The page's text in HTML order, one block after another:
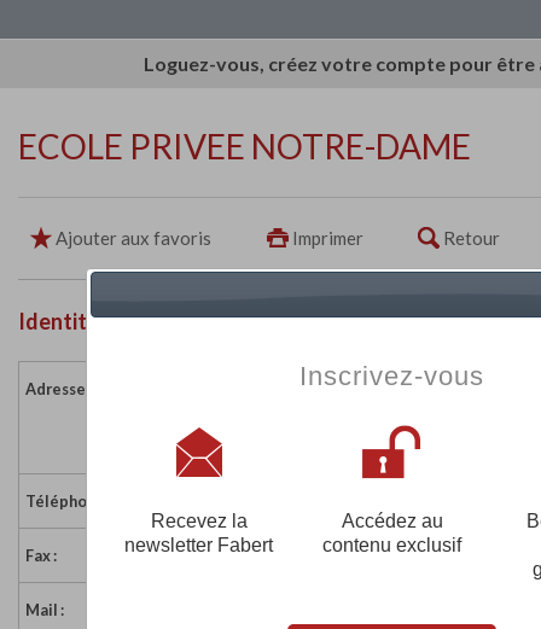
Loguez-vous, créez votre compte pour
ECOLE PRIVEE NOTRE-DAME
Ajouter aux favoris Imprimer Retour
Identité de l'établissement
Adresse :
1 place de l'Horloge
Téléphone :
Fax : 04 75 22 01 99
Mail :
Inscrivez-vous
Recevez la
newsletter Fabert
Accédez au
contenu exclusif